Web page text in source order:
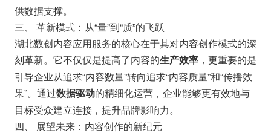
供数据支撑。
三、 革新模式：从“量”到“质”的飞跃
湖北数创内容应用服务的核心在于其对内容创作模式的深
刻革新。它不仅仅是提高了内容的生产效率，更重要的是
引导企业从追求“内容数量”转向追求“内容质量”和“传播效
果”。通过数据驱动的精细化运营，企业能够更有效地与
目标受众建立连接，提升品牌影响力。
四、 展望未来：内容创作的新纪元